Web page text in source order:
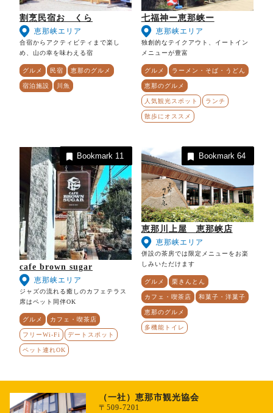
割烹民宿おゝくら
恵那峡エリア
合宿からアクティビティまで楽し
め、山の幸を味わえる宿
グルメ 民宿 恵那のグルメ
宿泊施設 川魚
七福神ー恵那峡ー
恵那峡エリア
独創的なテイクアウト、イートイン
メニューが豊富
グルメ ラーメン・そば・うどん
恵那のグルメ
人気観光スポット ランチ
散歩にオススメ
cafe brown sugar
恵那峡エリア
ジャズの流れる癒しのカフェテラス
席はペット同伴OK
グルメ カフェ・喫茶店
フリーWi-Fi デートスポット
ペット連れOK
Bookmark 11
恵那川上屋 恵那峡店
恵那峡エリア
併設の茶房では限定メニューをお楽
しみいただけます
グルメ 栗きんとん
カフェ・喫茶店 和菓子・洋菓子
恵那のグルメ
多機能トイレ
Bookmark 64
（一社）恵那市観光協会
〒509-7201